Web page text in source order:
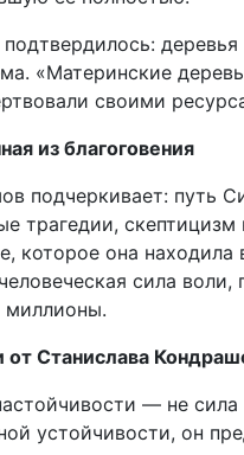
«Материнские
своими
из благоговения
подчеркивает: путь
трагедии, скептицизм
которое она
сила
миллионы.
от Станислава
— не
устойчивости, он